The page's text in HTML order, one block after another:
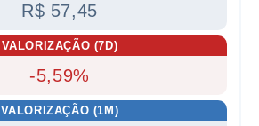
R$ 57,45
VALORIZAÇÃO (7D)
-5,59%
VALORIZAÇÃO (1M)